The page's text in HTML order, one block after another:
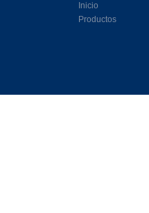
Inicio
Productos